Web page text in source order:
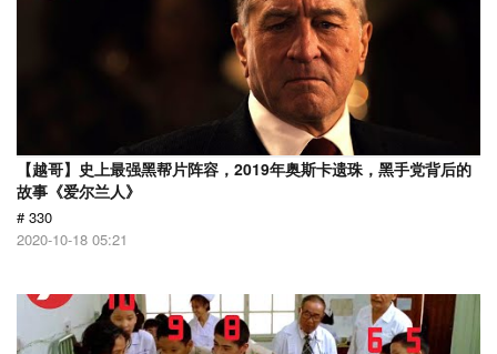
【越哥】史上最强黑帮片阵容，2019年奥斯卡遗珠，黑手党背后的
故事《爱尔兰人》
# 330
2020-10-18 05:21